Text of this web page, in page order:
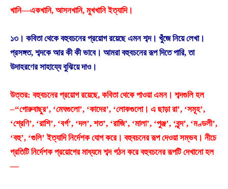
খানি—একখানি, আসনখানি, মুখখানি ইত্যাদি।
১৩। কবিতা থেকে বহুবচনের প্রয়ােগ রয়েছে এমন শব্দ। খুঁজে নিয়ে লেখা।
প্রসঙ্গত, শব্দকে আর কী কী ভাবে। আমরা বহুবচনের রূপ দিতে পারি, তা
উদাহরণের সাহায্যে বুঝিয়ে দাও।
উত্তর: বহুবচনের প্রয়ােগ রয়েছে, কবিতা থেকে পাওয়া এমন। শব্দগুলি হল
–“গােরুবাছুর’, ‘মেঘগুলাে’, ‘কাদের’, ‘লােকগুলাে। এ ছাড়া রা’, ‘সমূহ’,
‘শ্রেণি’, ‘রাশি’, ‘বর্গ’, ‘দল’, শত’, ‘রাজি’, ‘মালা’, ‘পুঞ্জ’, ‘বৃন্দ’, ‘মণ্ডলী’,
‘বহু’, ‘গুলি’ ইত্যাদি নির্দেশক যােগ করে। বহুবচনের রূপ দেওয়া সম্ভব। নীচে
প্রতিটি নির্দেশক প্রয়ােগের মাধ্যমে শব্দ গঠন করে বহুবচনের রূপটি দেখানাে হল
—